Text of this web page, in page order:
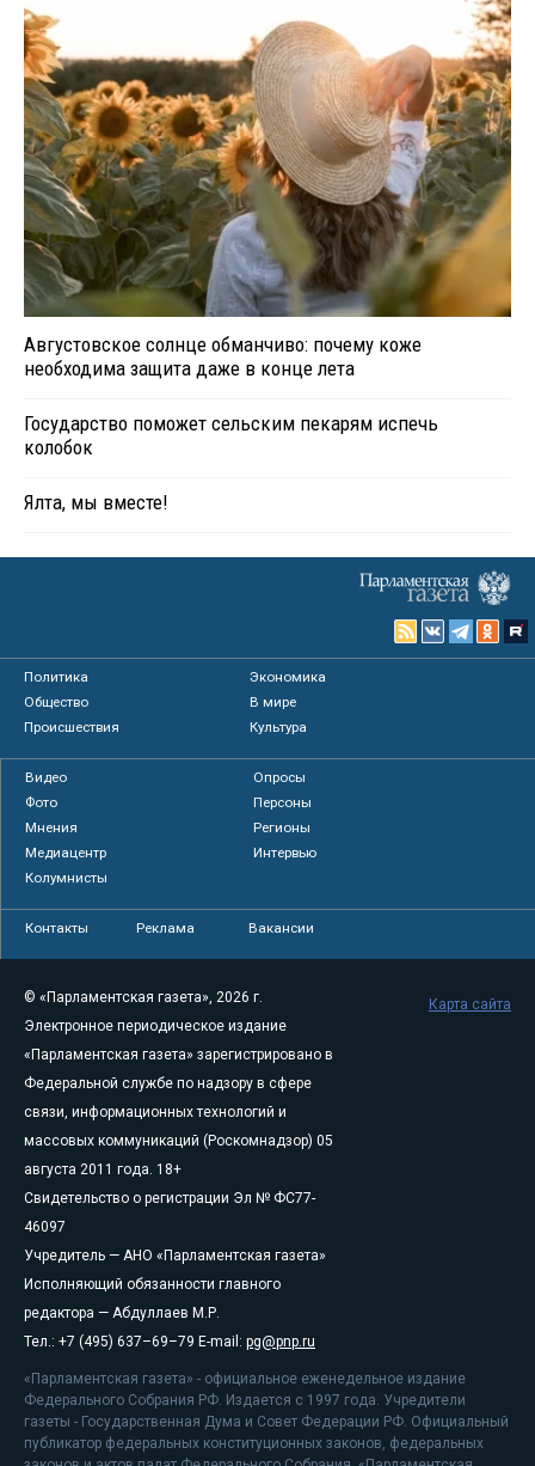
Августовское солнце обманчиво: почему коже
необходима защита даже в конце лета
Государство поможет сельским пекарям испечь
колобок
Ялта, мы вместе!
Политика
Экономика
Общество
В мире
Происшествия
Культура
Видео
Опросы
Фото
Персоны
Мнения
Регионы
Медиацентр
Интервью
Колумнисты
Контакты Реклама Вакансии
© «Парламентская газета», 2026 г.
Электронное периодическое издание
«Парламентская газета» зарегистрировано в
Федеральной службе по надзору в сфере
связи, информационных технологий и
массовых коммуникаций (Роскомнадзор) 05
августа 2011 года. 18+
Свидетельство о регистрации Эл № ФС77-
46097
Учредитель — АНО «Парламентская газета»
Исполняющий обязанности главного
редактора — Абдуллаев М.Р.
Тел.: +7 (495) 637–69–79 E-mail: pg@pnp.ru
«Парламентская газета» - официальное еженедельное издание
Федерального Собрания РФ. Издается с 1997 года. Учредители
газеты - Государственная Дума и Совет Федерации РФ. Официальный
публикатор федеральных конституционных законов, федеральных
Карта сайта